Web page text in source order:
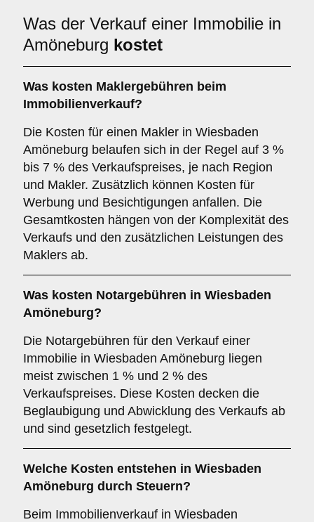
Was der Verkauf einer Immobilie in
Amöneburg kostet
Was kosten Maklergebühren beim
Immobilienverkauf?
Die Kosten für einen Makler in Wiesbaden
Amöneburg belaufen sich in der Regel auf 3 %
bis 7 % des Verkaufspreises, je nach Region
und Makler. Zusätzlich können Kosten für
Werbung und Besichtigungen anfallen. Die
Gesamtkosten hängen von der Komplexität des
Verkaufs und den zusätzlichen Leistungen des
Maklers ab.
Was kosten Notargebühren in Wiesbaden
Amöneburg?
Die Notargebühren für den Verkauf einer
Immobilie in Wiesbaden Amöneburg liegen
meist zwischen 1 % und 2 % des
Verkaufspreises. Diese Kosten decken die
Beglaubigung und Abwicklung des Verkaufs ab
und sind gesetzlich festgelegt.
Welche Kosten entstehen in Wiesbaden
Amöneburg durch Steuern?
Beim Immobilienverkauf in Wiesbaden